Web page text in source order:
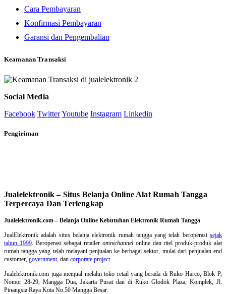
Cara Pembayaran
Konfirmasi Pembayaran
Garansi dan Pengembalian
Keamanan Transaksi
Social Media
Facebook TwitterYoutube Instagram Linkedin
Pengiriman
Jualelektronik – Situs Belanja Online Alat Rumah Tangga
Terpercaya Dan Terlengkap
Jualelektronik.com – Belanja Online Kebutuhan Elektronik Rumah Tangga
JualElektronik adalah situs belanja elektronik rumah tanggayang telah beroperasisejak
tahun 1999. Beroperasi sebagai retaileromnichannel online dan ritel produk-produk alat
rumah tangga yang telah melayani penjualan ke berbagai sektor, mulai dari penjualan end
customer, government, dan corporate project.
Jualelektronik.com juga menjual melalui toko retail yang berada di Ruko Harco, Blok P,
Nomor 28-29, Mangga Dua, Jakarta Pusat dan di Ruko Glodok Plaza, Komplek, Jl.
Pinangsia Raya Kota No.50 Mangga Besar.